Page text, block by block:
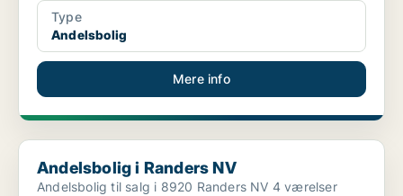
Type
Andelsbolig
Mere info
Andelsbolig i Randers NV
Andelsbolig i Randers NV
Andelsbolig til salg i 8920 Randers NV 4 værelser